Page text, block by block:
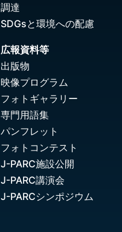
調達
SDGsと環境への配慮
広報資料等
出版物
映像プログラム
フォトギャラリー
専門用語集
パンフレット
フォトコンテスト
J-PARC施設公開
J-PARC講演会
J-PARCシンポジウム